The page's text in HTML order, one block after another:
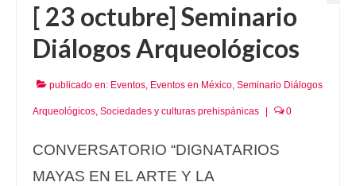
[ 23 octubre] Seminario
Diálogos Arqueológicos
publicado en: Eventos, Eventos en México, Seminario Diálogos
Arqueológicos, Sociedades y culturas prehispánicas 0
CONVERSATORIO “DIGNATARIOS
MAYAS EN EL ARTE Y LA